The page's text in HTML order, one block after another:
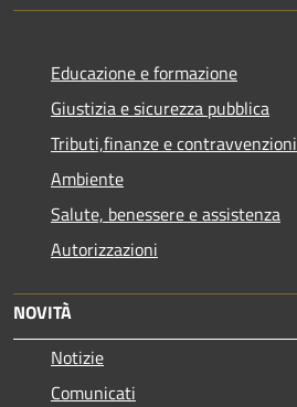
Educazione e formazione
Giustizia e sicurezza pubblica
Tributi,finanze e contravvenzioni
Ambiente
Salute, benessere e assistenza
Autorizzazioni
NOVITÀ
Notizie
Comunicati